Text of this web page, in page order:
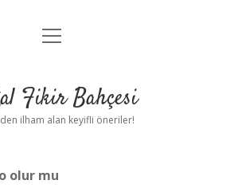
Anasayfa
Yasal Uyarı
menüyü
Fikir Bahçesi
ilham alan keyifli öneriler!
olur mu